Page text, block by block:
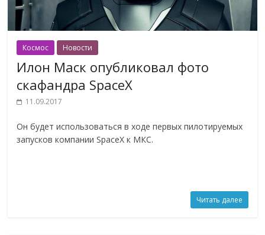
Космос Новости
Илон Маск опубликовал фото
скафандра SpaceX
11.09.2017
Он будет использоваться в ходе первых пилотируемых
запусков компании SpaceX к МКС.
Читать далее